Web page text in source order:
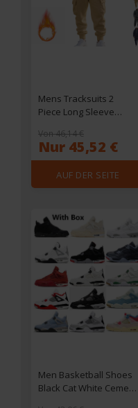
Mens Tracksuits 2
Piece Long Sleeve
Sweatsuits Jogging Suit
Set Casual Outdoor
Streetwear Sport
Tracksuit Set R250903
Von 46,14 €
Nur 45,52 €
AUF DER SEITE
Men Basketball Shoes
Black Cat White Cement